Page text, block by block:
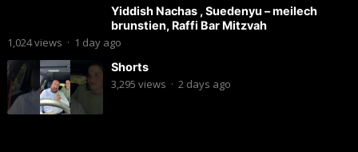
Yiddish Nachas , Suedenyu – meilech
brunstien, Raffi Bar Mitzvah
1,024views · 1 day ago
Shorts
3,295 views · 2 days ago